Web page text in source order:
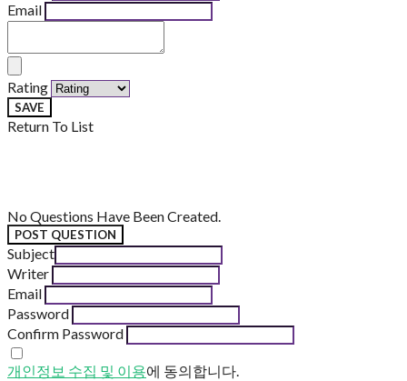
Email
Rating
SAVE
Return To List
No Questions Have Been Created.
POST QUESTION
Subject
Writer
Email
Password
Confirm Password
개인정보 수집 및 이용에 동의합니다.